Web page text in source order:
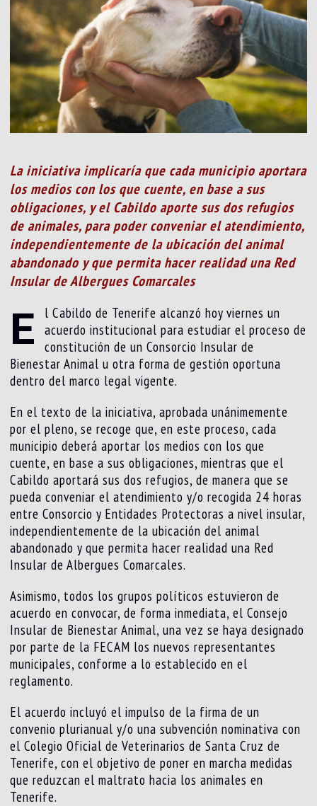
La iniciativa implicaría que cada municipio aportara
los medios con los que cuente, en base a sus
obligaciones, y el Cabildo aporte sus dos refugios
de animales, para poder conveniar el atendimiento,
independientemente de la ubicación del animal
abandonado y que permita hacer realidad una Red
Insular de Albergues Comarcales
E
l Cabildo de Tenerife alcanzó hoy viernes un
acuerdo institucional para estudiar el proceso de
constitución de un Consorcio Insular de
Bienestar Animal u otra forma de gestión oportuna
dentro del marco legal vigente.
En el texto de la iniciativa, aprobada unánimemente
por el pleno, se recoge que, en este proceso, cada
municipio deberá aportar los medios con los que
cuente, en base a sus obligaciones, mientras que el
Cabildo aportará sus dos refugios, de manera que se
pueda conveniar el atendimiento y/o recogida 24 horas
entre Consorcio y Entidades Protectoras a nivel insular,
independientemente de la ubicación del animal
abandonado y que permita hacer realidad una Red
Insular de Albergues Comarcales.
Asimismo, todos los grupos políticos estuvieron de
acuerdo en convocar, de forma inmediata, el Consejo
Insular de Bienestar Animal, una vez se haya designado
por parte de la FECAM los nuevos representantes
municipales, conforme a lo establecido en el
reglamento.
El acuerdo incluyó el impulso de la firma de un
convenio plurianual y/o una subvención nominativa con
el Colegio Oficial de Veterinarios de Santa Cruz de
Tenerife, con el objetivo de poner en marcha medidas
que reduzcan el maltrato hacia los animales en
Tenerife.